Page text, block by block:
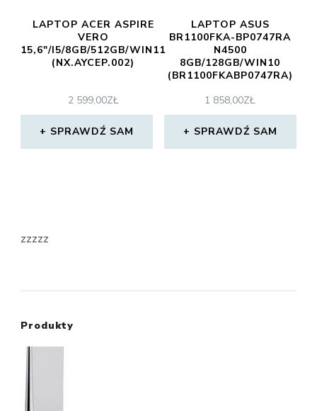
LAPTOP ACER ASPIRE
VERO
15,6″/I5/8GB/512GB/WIN11
(NX.AYCEP.002)
2 599,00ZŁ
SPRAWDŹ SAM
LAPTOP ASUS
BR1100FKA-BP0747RA
N4500
8GB/128GB/WIN10
(BR1100FKABP0747RA)
1 858,00ZŁ
SPRAWDŹ SAM
zzzzz
Produkty